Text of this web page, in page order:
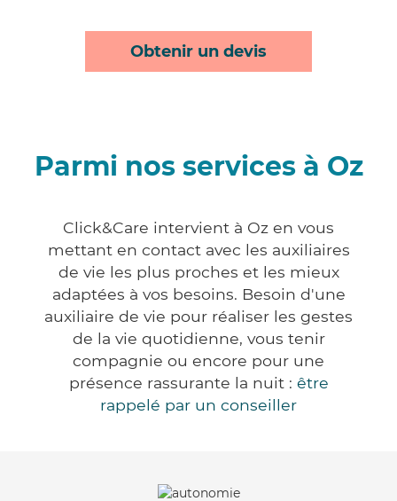
Obtenir un devis
Parmi nos services à Oz
Click&Care intervient à Oz en vous
mettant en contact avec les auxiliaires
de vie les plus proches et les mieux
adaptées à vos besoins. Besoin d'une
auxiliaire de vie pour réaliser les gestes
de la vie quotidienne, vous tenir
compagnie ou encore pour une
présence rassurante la nuit : être
rappelé par un conseiller